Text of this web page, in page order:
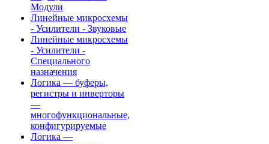
Модули
Линейные микросхемы
- Усилители - Звуковые
Линейные микросхемы
- Усилители -
Специального
назначения
Логика — буферы,
регистры и инверторы
—
многофункциональные,
конфигурируемые
Логика —